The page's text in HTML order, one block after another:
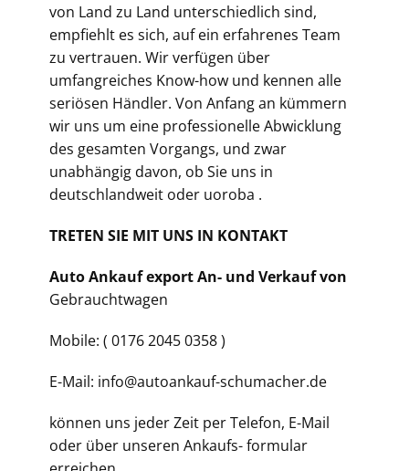
von Land zu Land unterschiedlich sind,
empfiehlt es sich, auf ein erfahrenes Team
zu vertrauen. Wir verfügen über
umfangreiches Know-how und kennen alle
seriösen Händler. Von Anfang an kümmern
wir uns um eine professionelle Abwicklung
des gesamten Vorgangs, und zwar
unabhängig davon, ob Sie uns in
deutschlandweit oder uoroba .
TRETEN SIE MIT UNS IN KONTAKT
Auto Ankauf export An- und Verkauf von
Gebrauchtwagen
Mobile: ( 0176 2045 0358 )
E-Mail: info@autoankauf-schumacher.de
können uns jeder Zeit per Telefon, E-Mail
oder über unseren Ankaufs- formular